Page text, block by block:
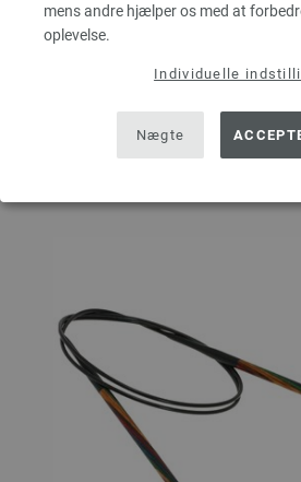
mens andre hjælper os med at
oplevelse.
Individuelle
Nægte
I
Sæt på